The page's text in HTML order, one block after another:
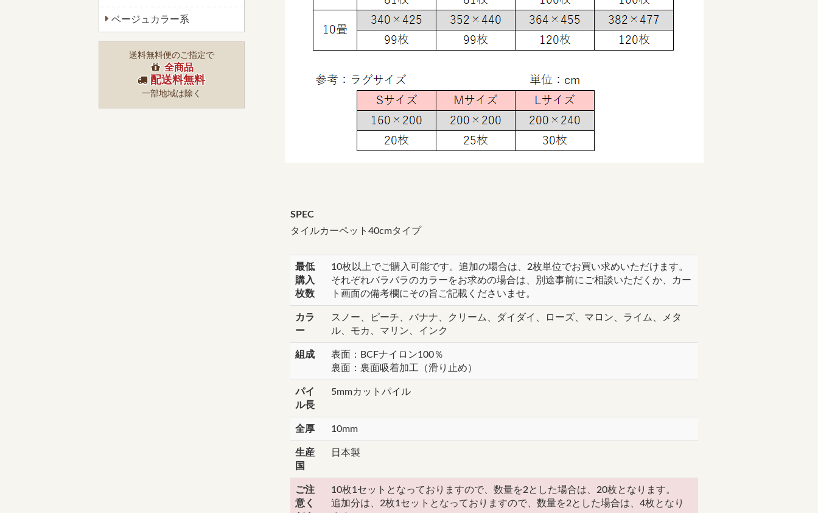
ベージュカラー系
送料無料便のご指定で
全商品
配送料無料
一部地域は除く
SPEC
タイルカーペット40cmタイプ
最低
購入
枚数
10枚以上でご購入可能です。追加の場合は、2枚単位でお買い求めいただけます。
それぞれバラバラのカラーをお求めの場合は、別途事前にご相談いただくか、カー
ト画面の備考欄にその旨ご記載くださいませ。
カラ
ー
スノー、ピーチ、バナナ、クリーム、ダイダイ、ローズ、マロン、ライム、メタ
ル、モカ、マリン、インク
組成
表面：BCFナイロン100％
裏面：裏面吸着加工（滑り止め）
パイ
ル長
5mmカットパイル
全厚 10mm
生産
国
日本製
ご注
意く
10枚1セットとなっておりますので、数量を2とした場合は、20枚となります。
追加分は、2枚1セットとなっておりますので、数量を2とした場合は、4枚となり